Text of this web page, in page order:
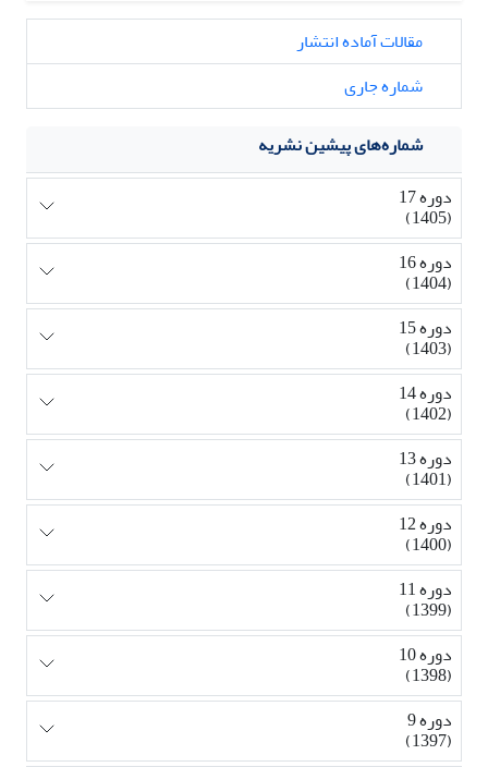
مقالات آماده انتشار
شماره جاری
شماره‌های پیشین نشریه
دوره 17
(1405)
دوره 16
(1404)
دوره 15
(1403)
دوره 14
(1402)
دوره 13
(1401)
دوره 12
(1400)
دوره 11
(1399)
دوره 10
(1398)
دوره 9
(1397)